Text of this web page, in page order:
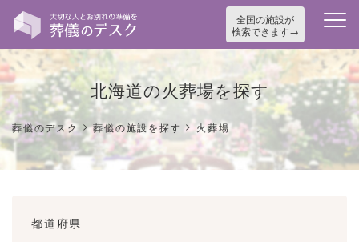
全国の施設が
検索できます
北海道の火葬場を探す
葬儀のデスク >葬儀の施設を探す > 火葬場
都道府県